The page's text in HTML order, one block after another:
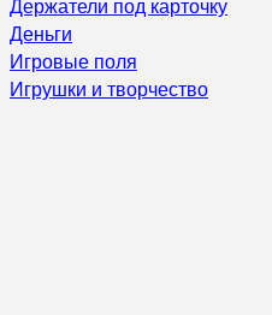
Деньги
Игровые поля
Игрушки и творчество